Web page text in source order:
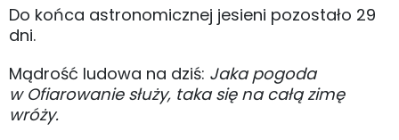
Do końca astronomicznej jesieni pozostało 29
dni.
Mądrość ludowa na dziś: Jaka pogoda
w Ofiarowanie służy, taka się na całą zimę
wróży.